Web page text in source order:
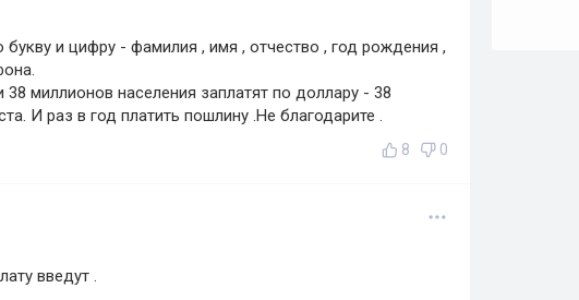
и цифру - фамилия , имя , отчество , год рождения ,
миллионов населения заплатят по доллару - 38
И раз в год платить пошлину .Не благодарите .
8 0
введут .